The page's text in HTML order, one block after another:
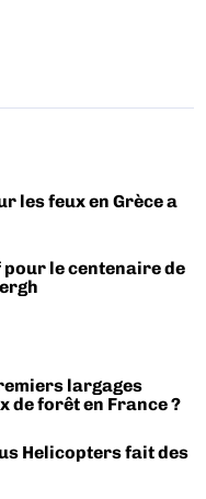
les feux en Grèce a
le centenaire de
largages
de forêt en France ?
Helicopters fait des